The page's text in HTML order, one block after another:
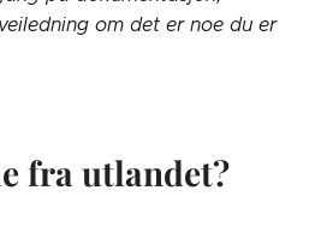
om det er noe du er
fra utlandet?